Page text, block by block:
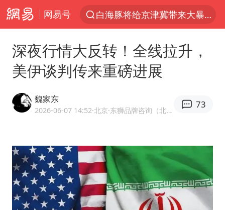
网易号
白海豚将给京津冀带来大暴雨
杭州机场已取消航班388架次
中国第1高楼阻尼器摆动明显
国足U17与阿森纳决赛取消 并列冠军
《龙餐馆》 冲奖
上门女婿出轨女邻居多年被判重婚罪
2025年小学教师减少13.19万
深夜行情大反转！全线拉升，
美伊谈判传来重磅进展
魏家东
2026-06-07 14:52·北京 ·东狮品牌咨询（北京）有限公司CEO、《借势》作者
73